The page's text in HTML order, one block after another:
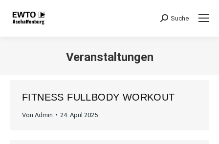
Search:
Suche
Veranstaltungen
FITNESS FULLBODY WORKOUT
Von Admin 24. April 2025